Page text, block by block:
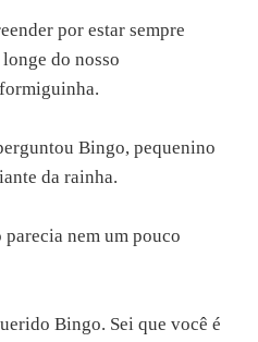
por estar sempre
do nosso
Bingo, pequenino
da rainha.
nem um pouco
Bingo. Sei que você é